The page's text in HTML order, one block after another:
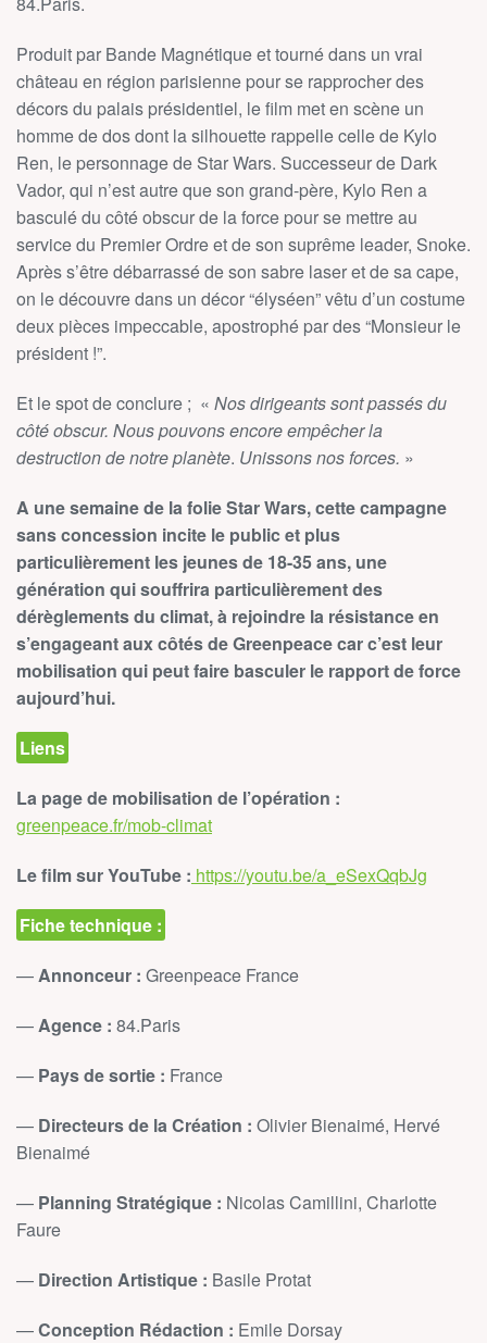
Produit par Bande Magnétique et tourné dans un vrai
château en région parisienne pour se rapprocher des
décors du palais présidentiel, le film met en scène un
homme de dos dont la silhouette rappelle celle de Kylo
Ren, le personnage de Star Wars. Successeur de Dark
Vador, qui n’est autre que son grand-père, Kylo Ren a
basculé du côté obscur de la force pour se mettre au
service du Premier Ordre et de son suprême leader, Snoke.
Après s’être débarrassé de son sabre laser et de sa cape,
on le découvre dans un décor “élyséen” vêtu d’un costume
deux pièces impeccable, apostrophé par des “Monsieur le
président !”.
Et le spot de conclure ; « Nos dirigeants sont passés du
côté obscur. Nous pouvons encore empêcher la
destruction de notre planète. Unissons nos forces. »
A une semaine de la folie Star Wars, cette campagne
sans concession incite le public et plus
particulièrement les jeunes de 18-35 ans, une
génération qui souffrira particulièrement des
dérèglements du climat, à rejoindre la résistance en
s’engageant aux côtés de Greenpeace car c’est leur
mobilisation qui peut faire basculer le rapport de force
aujourd’hui.
Liens
La page de mobilisation de l’opération :
greenpeace.fr/mob-climat
Le film sur YouTube : https://youtu.be/a_eSexQqbJg
Fiche technique :
—Annonceur : Greenpeace France
—Agence : 84.Paris
— Pays de sortie : France
— Directeurs de la Création : Olivier Bienaimé, Hervé
Bienaimé
— Planning Stratégique : Nicolas Camillini, Charlotte
Faure
— Direction Artistique : Basile Protat
—Conception Rédaction : Emile Dorsay